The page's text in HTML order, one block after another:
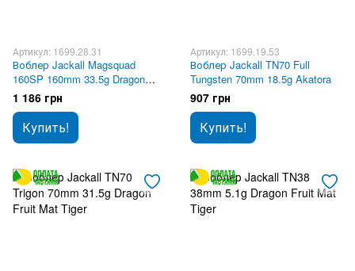
Артикул: 1699.28.31
Воблер Jackall Magsquad
160SP 160mm 33.5g Dragon
Fruit Mat Tiger
1 186 грн
Купить!
Артикул: 1699.19.53
Воблер Jackall TN70 Full
Tungsten 70mm 18.5g Akatora
907 грн
Купить!